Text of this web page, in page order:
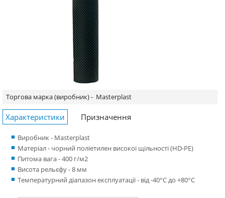
Торгова марка (виробник) - Masterplast
Характеристики Призначення
Виробник - Masterplast
Матеріал - чорний поліетилен високої щільності (HD-PE)
Питома вага - 400 г/м2
Висота рельєфу - 8 мм
Температурний діапазон експлуатації - від -40°С до +80°С